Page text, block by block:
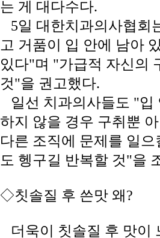
는 게 대다수다.
5일 대한치과의사협회
고 거품이 입 안에 남아
있다"며 "가급적 자신의
것"을 권고했다.
일선 치과의사들도 "입
하지 않을 경우 구취뿐
다른 조직에 문제를 일
도 헹구길 반복할 것"을
◇칫솔질 후 쓴맛 왜?
더욱이 칫솔질 후 맛이